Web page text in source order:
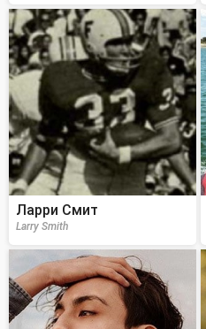
Ларри Смит
Larry Smith